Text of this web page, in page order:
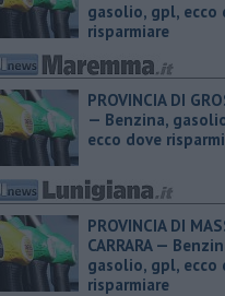
gasolio, gpl, ecco
risparmiare
PROVINCIA DI
— ​Benzina,
ecco dove
PROVINCIA DI
CARRARA —
gasolio, gpl, ecco
risparmiare